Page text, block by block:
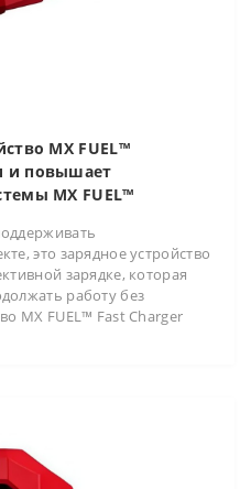
MX FUEL™
и повышает
MX FUEL™
это зарядное устройство
зарядке, которая
работу без
MX FUEL™ Fast Charger